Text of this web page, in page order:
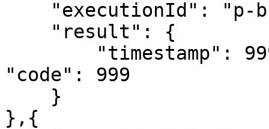
"code": 999
},{